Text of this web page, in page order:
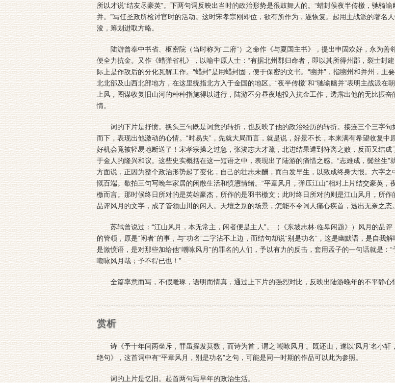
所以才说“结友尽豪英”。下两句词反映出当时的政治形势是很鼓舞人的。“蜡封侯夜半传檄，驰骑谕
并。”写任圣政所检讨官时的活动。这时宋孝宗刚即位，欲有所作为，遂恢复。起用主战派的著名
浚，筹划进取方略。
陆游曾奉中书省、枢密院（当时称为“二府”）之命作《与夏国主书》，提出申固欢好，永为善
便全力抗金。又作《蜡弹省札》，以喻中原人士：“有据北州郡归命者，即以其所得州郡，裂士封建
际上是作敌后的分化瓦解工作。“蜡封”是用蜡封固，便于保密的文书。“幽并”，指幽州和并州，主
北北部及山西北部地方，在这里统指北方入于金国的地区。“夜半传檄”和“驰谕幽并”表明主战派在
上风，图谋收复旧山河的种种指施得以进行，陆游不分昼夜地投入抗金工作，透露出他的无比振奋
情。
词的下片是抒愤。换头三句既是词意的转折，也反映了他的政治经历的转折。接连三个三字句
而下，表现出他激动的心情。“时易失”，先就大局而言，就是说，好景不长，本来满有希望收复中
好机会竟被轻易地断送了！宋孝宗操之过急，张浚志大才疏，北进结果遭到符离之败，反而又结成
于金人的隆兴和议。这些史实概括在这一短语之中，表现出了陆游的痛惜之感。“志难成，鬓丝生”
方面说，正因为整个政治形势起了变化，自己的壮志未酬，而白发早生，以致成终身大恨。六字之
慨百端。歇拍三句写晚年家居的闲散生活和愤懑情绪。“平章风月，弹压江山”相对上片结交豪英，
檄而言。那时候终日所对的是英雄豪杰，所作的是羽书檄文；此时终日所对的则是江山风月，所作
品评风月的文字，成了管领山川的闲人。天壤之别的场景，怎能不令词人痛心疾首，透出无奈之态
苏轼曾说过：“江山风月，本无常主，闲者便是主人”。（《东坡志林·临皋闲题》）风月的品评
的管领，原是“闲者”的事，与“功名”二字沾不上边，而结句却说“别是功名”，这是幽默语，是自我
是激愤语，是对那些加给他“嘲咏风月”的罪名的人们，予以有力的反击，套用孟子的一句话就是：“
嘲咏风月哉；予不得已也！”
全篇率意而写，不假雕琢，语明而情真，通过上下片的强烈对比，反映出陆游晚年的不平静心
赏析
诗《予十年间两坐斥，罪虽擢发莫数，而诗为首，谓之‘嘲咏风月’。既还山，遂以‘风月’名小轩
绝句》，这首词中有“平章风月，别是功名”之句，可能是同一时期的作品可以此为参照。
词的上片是忆旧。起首两句写早年的政治生活。